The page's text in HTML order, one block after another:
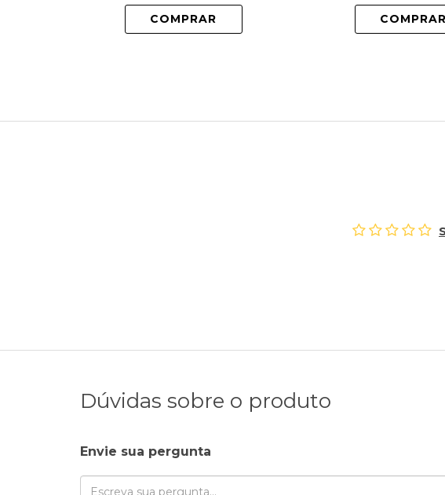
COMPRAR COMPRAR
Dúvidas sobre o produto
Envie sua pergunta